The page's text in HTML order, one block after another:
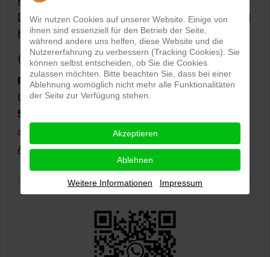
Dateiformate und Bilder mit transparentem Hintergrund
Hollowman und Produktfotografie
Google Rezensionen
PRO-ducto GmbH, Fotografie und Bildbearbeitung in
Lichtenau
5,0
02.01.2026)
Alle Rezensionen ansehen|Bewertung abgeben
Wir nutzen Cookies auf unserer Website. Einige von
ihnen sind essenziell für den Betrieb der Seite,
während andere uns helfen, diese Website und die
Nutzererfahrung zu verbessern (Tracking Cookies). Sie
können selbst entscheiden, ob Sie die Cookies
zulassen möchten. Bitte beachten Sie, dass bei einer
Ablehnung womöglich nicht mehr alle Funktionalitäten
der Seite zur Verfügung stehen.
Akzeptieren
Ablehnen
Weitere Informationen Impressum